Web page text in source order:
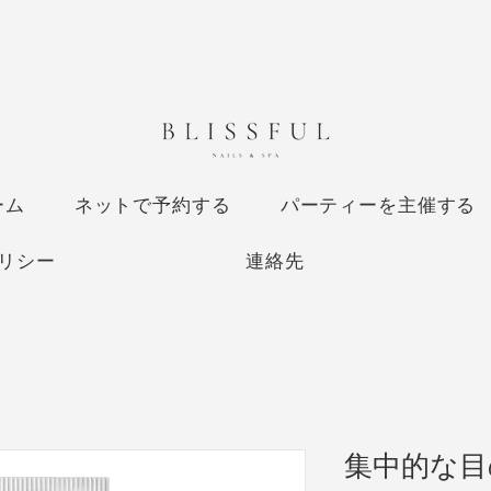
ネットで予約する パーティーを主催する
シー 連絡先
集中的な